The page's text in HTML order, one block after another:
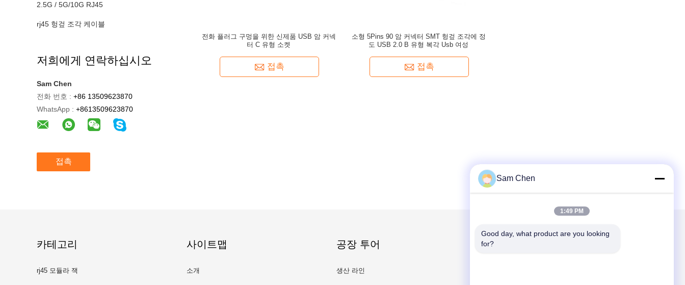
2.5G / 5G/10G RJ45
rj45 헝겊 조각 케이블
저희에게 연락하십시오
Sam Chen
전화 번호 : +86 13509623870
WhatsApp : +8613509623870
접촉
전화 플러그 구멍을 위한 신제품 USB 암 커넥
터 C 유형 소켓
접촉
소형 5Pins 90 암 커넥터 SMT 헝겊 조각에 정
도 USB 2.0 B 유형 복각 Usb 여성
접촉
카테고리
rj45 모듈라 잭
사이트맵
소개
공장 투어
생산 라인
우리를 메일
Sam Chen
1:49 PM
Good day, what product are you looking
for?